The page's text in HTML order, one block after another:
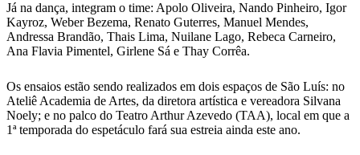
Já na dança, integram o time: Apolo Oliveira, Nando Pinheiro, Igor
Kayroz, Weber Bezema, Renato Guterres, Manuel Mendes,
Andressa Brandão, Thais Lima, Nuilane Lago, Rebeca Carneiro,
Ana Flavia Pimentel, Girlene Sá e Thay Corrêa.
Os ensaios estão sendo realizados em dois espaços de São Luís: no
Ateliê Academia de Artes, da diretora artística e vereadora Silvana
Noely; e no palco do Teatro Arthur Azevedo (TAA), local em que a
1ª temporada do espetáculo fará sua estreia ainda este ano.